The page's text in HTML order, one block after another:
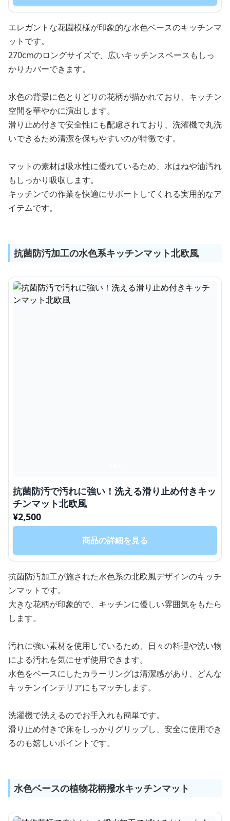
エレガントな花園模様が印象的な水色ベースのキッチンマ
ットです。
270cmのロングサイズで、広いキッチンスペースもしっ
かりカバーできます。
水色の背景に色とりどりの花柄が描かれており、キッチン
空間を華やかに演出します。
滑り止め付きで安全性にも配慮されており、洗濯機で丸洗
いできるため清潔を保ちやすいのが特徴です。
マットの素材は吸水性に優れているため、水はねや油汚れ
もしっかり吸収します。
キッチンでの作業を快適にサポートしてくれる実用的なア
イテムです。
抗菌防汚加工の水色系キッチンマット北欧風
抗菌防汚で汚れに強い！洗える滑り止め付きキッ
チンマット北欧風
¥2,500
商品の詳細を見る
抗菌防汚加工が施された水色系の北欧風デザインのキッチ
ンマットです。
大きな花柄が印象的で、キッチンに優しい雰囲気をもたら
します。
汚れに強い素材を使用しているため、日々の料理や洗い物
による汚れを気にせず使用できます。
水色をベースにしたカラーリングは清潔感があり、どんな
キッチンインテリアにもマッチします。
洗濯機で洗えるのでお手入れも簡単です。
滑り止め付きで床をしっかりグリップし、安全に使用でき
るのも嬉しいポイントです。
水色ベースの植物花柄撥水キッチンマット